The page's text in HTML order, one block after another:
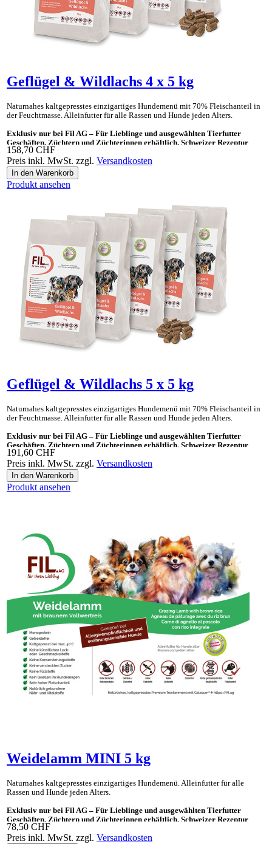
Geflügel & Wildlachs 4 x 5 kg
Naturnahes kaltgepresstes einzig­artiges Hunde­menü mit 70% Fleisch­anteil in
der Feucht­masse. Allein­futter für alle Rassen und Hunde jeden Alters.
Exklusiv nur bei Fil AG – Für Lieblinge und ausgewählten Tierfutter
Geschäften, Züchtern und Züchterinnen erhältlich. Schweizer Rezeptur
Ideal auch als «Gesundes Leckerli» und Ergänzungsnahrung für BARF.
158,70 CHF
Preis inkl. MwSt. zzgl. Versandkosten
Produkt ansehen
Geflügel & Wildlachs 5 x 5 kg
Naturnahes kaltgepresstes einzig­artiges Hunde­menü mit 70% Fleisch­anteil in
der Feucht­masse. Allein­futter für alle Rassen und Hunde jeden Alters.
Exklusiv nur bei Fil AG – Für Lieblinge und ausgewählten Tierfutter
Geschäften, Züchtern und Züchterinnen erhältlich. Schweizer Rezeptur
Ideal auch als «Gesundes Leckerli» und Ergänzungsnahrung für BARF.
191,60 CHF
Preis inkl. MwSt. zzgl. Versandkosten
Produkt ansehen
Weidelamm MINI 5 kg
Naturnahes kaltgepresstes einzig­artiges Hunde­menü. Allein­futter für alle
Rassen und Hunde jeden Alters.
Exklusiv nur bei Fil AG – Für Lieblinge und ausgewählten Tierfutter
Geschäften, Züchtern und Züchterinnen erhältlich. Schweizer Rezeptur
Ideal auch als «Gesundes Leckerli» und Ergänzungsnahrung für BARF.
78,50 CHF
Preis inkl. MwSt. zzgl. Versandkosten